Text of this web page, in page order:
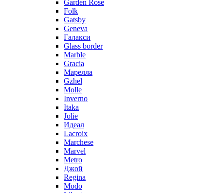
Garden Rose
Folk
Gatsby
Geneva
Галакси
Glass border
Marble
Gracia
Марелла
Gzhel
Molle
Inverno
Itaka
Jolie
Идеал
Lacroix
Marchese
Marvel
Metro
Джой
Regina
Modo